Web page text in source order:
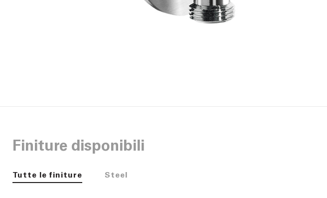
Finiture disponibili
Tutte le finiture Steel